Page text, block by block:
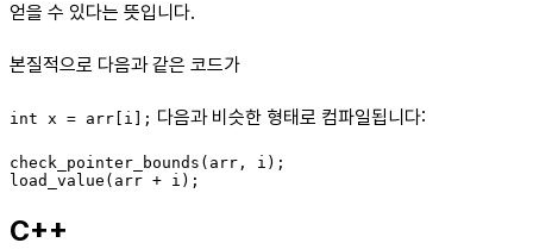
얻을 수 있다는 뜻입니다.
본질적으로 다음과 같은 코드가
int x = arr[i]; 다음과 비슷한 형태로 컴파일됩니다:
check_pointer_bounds(arr, i);
C++